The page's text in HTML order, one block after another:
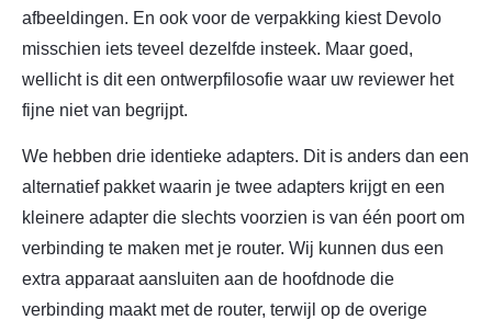
afbeeldingen. En ook voor de verpakking kiest Devolo
misschien iets teveel dezelfde insteek. Maar goed,
wellicht is dit een ontwerpfilosofie waar uw reviewer het
fijne niet van begrijpt.
We hebben drie identieke adapters. Dit is anders dan een
alternatief pakket waarin je twee adapters krijgt en een
kleinere adapter die slechts voorzien is van één poort om
verbinding te maken met je router. Wij kunnen dus een
extra apparaat aansluiten aan de hoofdnode die
verbinding maakt met de router, terwijl op de overige